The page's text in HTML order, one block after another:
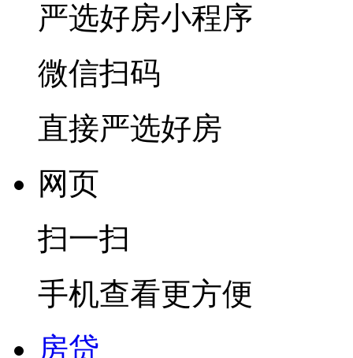
严选好房小程序
微信扫码
直接严选好房
网页
扫一扫
手机查看更方便
房贷